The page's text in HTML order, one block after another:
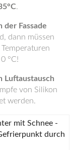
.
der Fassade
dann müssen
°C!
Luftaustausch
von Silikon
werden.